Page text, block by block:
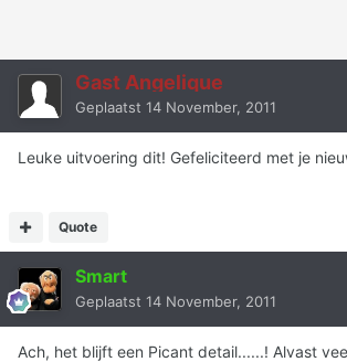
Gast Angelique
Geplaatst 14 November, 2011
Leuke uitvoering dit! Gefeliciteerd met je
Quote
Smart
Geplaatst 14 November, 2011
Ach, het blijft een Picant detail......! Alvast